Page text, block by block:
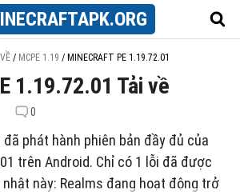
APK.ORG
/ MCPE 1.19 / MINECRAFT PE 1.19.72.01
1.19.72.01 Tải về
0
phát hành phiên bản đầy đủ của
trên Android. Chỉ có 1 lỗi đã được
này: Realms đang hoạt động trở